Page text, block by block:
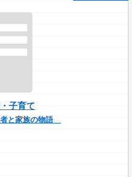
子育て
者と家族の物語